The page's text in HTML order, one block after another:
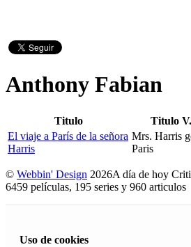
Anthony Fabian
Titulo Titulo
El viaje a París de la señora
Harris
Mrs. Harris
Paris
© Webbin' Design 2026A día de hoy
6459 películas, 195 series y 960 articulos
Uso de cookies